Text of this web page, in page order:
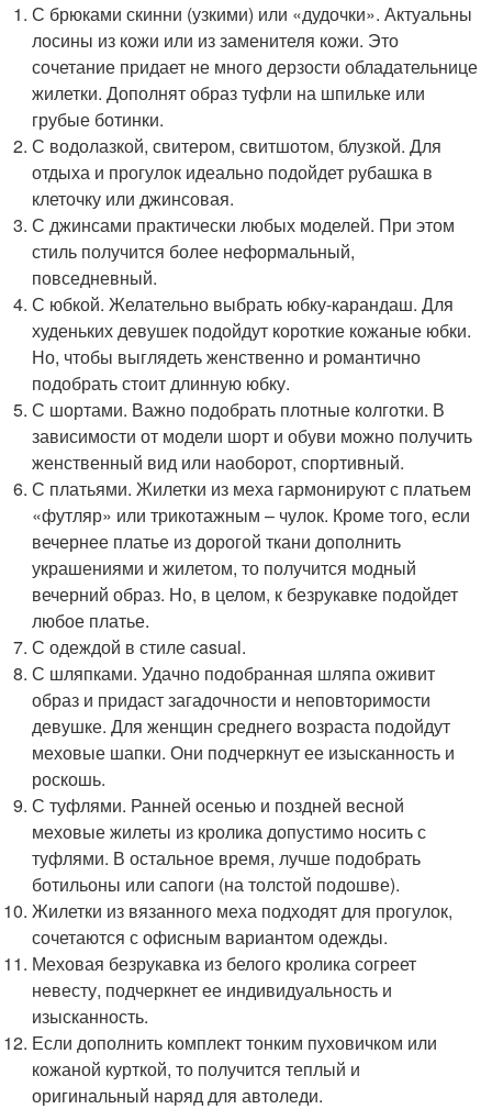
С брюками скинни (узкими) или «дудочки». Актуальны
лосины из кожи или из заменителя кожи. Это
сочетание придает не много дерзости обладательнице
жилетки. Дополнят образ туфли на шпильке или
грубые ботинки.
С водолазкой, свитером, свитшотом, блузкой. Для
отдыха и прогулок идеально подойдет рубашка в
клеточку или джинсовая.
С джинсами практически любых моделей. При этом
стиль получится более неформальный,
повседневный.
С юбкой. Желательно выбрать юбку-карандаш. Для
худеньких девушек подойдут короткие кожаные юбки.
Но, чтобы выглядеть женственно и романтично
подобрать стоит длинную юбку.
С шортами. Важно подобрать плотные колготки. В
зависимости от модели шорт и обуви можно получить
женственный вид или наоборот, спортивный.
С платьями. Жилетки из меха гармонируют с платьем
«футляр» или трикотажным – чулок. Кроме того, если
вечернее платье из дорогой ткани дополнить
украшениями и жилетом, то получится модный
вечерний образ. Но, в целом, к безрукавке подойдет
любое платье.
С одеждой в стиле casual.
С шляпками. Удачно подобранная шляпа оживит
образ и придаст загадочности и неповторимости
девушке. Для женщин среднего возраста подойдут
меховые шапки. Они подчеркнут ее изысканность и
роскошь.
С туфлями. Ранней осенью и поздней весной
меховые жилеты из кролика допустимо носить с
туфлями. В остальное время, лучше подобрать
ботильоны или сапоги (на толстой подошве).
Жилетки из вязанного меха подходят для прогулок,
сочетаются с офисным вариантом одежды.
Меховая безрукавка из белого кролика согреет
невесту, подчеркнет ее индивидуальность и
изысканность.
Если дополнить комплект тонким пуховичком или
кожаной курткой, то получится теплый и
оригинальный наряд для автоледи.